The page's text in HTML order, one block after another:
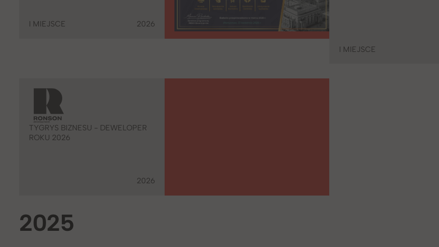
I MIEJSCE 2026
I MIEJSCE
TYGRYS BIZNESU - DEWELOPER
ROKU 2026
2026
2025